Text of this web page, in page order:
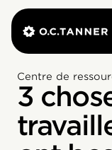
Centre de
3